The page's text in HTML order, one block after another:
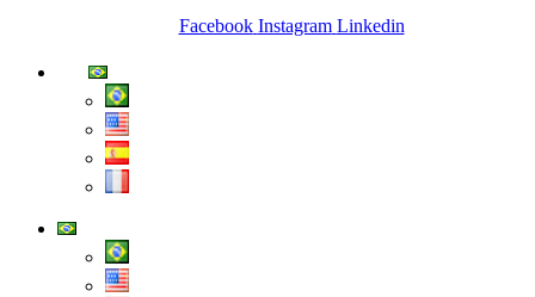
Facebook Instagram Linkedin